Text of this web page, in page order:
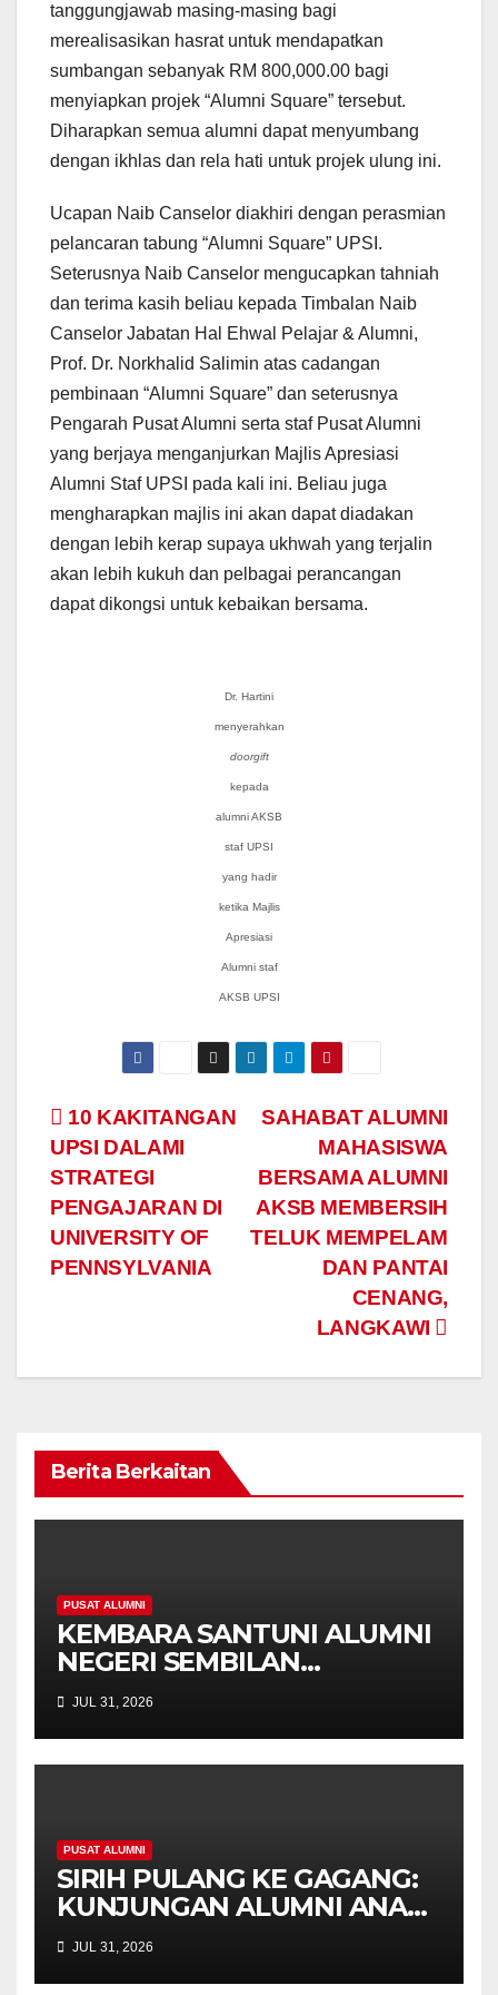
tanggungjawab masing-masing bagi
merealisasikan hasrat untuk mendapatkan
sumbangan sebanyak RM 800,000.00 bagi
menyiapkan projek “Alumni Square” tersebut.
Diharapkan semua alumni dapat menyumbang
dengan ikhlas dan rela hati untuk projek ulung ini.
Ucapan Naib Canselor diakhiri dengan perasmian
pelancaran tabung “Alumni Square” UPSI.
Seterusnya Naib Canselor mengucapkan tahniah
dan terima kasih beliau kepada Timbalan Naib
Canselor Jabatan Hal Ehwal Pelajar & Alumni,
Prof. Dr. Norkhalid Salimin atas cadangan
pembinaan “Alumni Square” dan seterusnya
Pengarah Pusat Alumni serta staf Pusat Alumni
yang berjaya menganjurkan Majlis Apresiasi
Alumni Staf UPSI pada kali ini. Beliau juga
mengharapkan majlis ini akan dapat diadakan
dengan lebih kerap supaya ukhwah yang terjalin
akan lebih kukuh dan pelbagai perancangan
dapat dikongsi untuk kebaikan bersama.
Dr. Hartini
menyerahkan
doorgift
kepada
alumni AKSB
staf UPSI
yang hadir
ketika Majlis
Apresiasi
Alumni staf
AKSB UPSI
Navigasi
kiriman
SAHABAT ALUMNI
MAHASISWA
BERSAMA ALUMNI
AKSB MEMBERSIH
TELUK MEMPELAM
DAN PANTAI
CENANG,
LANGKAWI
10 KAKITANGAN
UPSI DALAMI
STRATEGI
PENGAJARAN DI
UNIVERSITY OF
PENNSYLVANIA
Berita Berkaitan
PUSAT ALUMNI
KEMBARA SANTUNI ALUMNI
NEGERI SEMBILAN
PERKUKUH JALINAN,
SEMARAK KEKELUARGAAN
UPSI
JUL 31, 2026
PUSAT ALUMNI
SIRIH PULANG KE GAGANG:
KUNJUNGAN ALUMNI ANAK
KANDUNG SULUH BUDIMAN
KE ALMA MATER
JUL 31, 2026